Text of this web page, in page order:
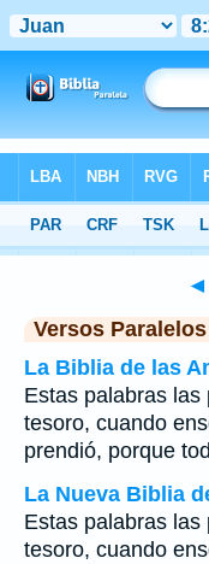
>Juan> Capítulo 8 > Verso 20
◄
Versos Paralelos
La Biblia de las
Estas palabras las
tesoro, cuando
prendió, porque
La Nueva Biblia
Estas palabras las
tesoro, cuando